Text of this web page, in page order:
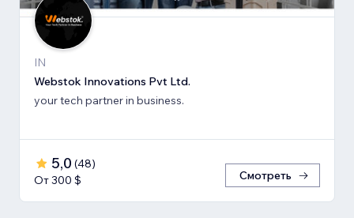
IN
Webstok Innovations Pvt Ltd.
your tech partner in business.
5,0 (48)
От 300 $
Смотреть